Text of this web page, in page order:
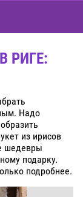
РИГЕ:
Надо
из ирисов
шедевры
подарку.
подробнее.